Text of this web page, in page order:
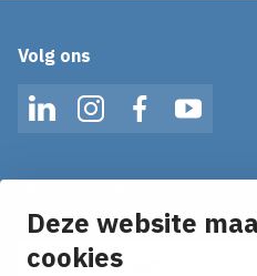
Deze website
cookies
Volg ons
LinkedInInstagramFacebookYouTube
en ontvang het laatste
E-mailadres